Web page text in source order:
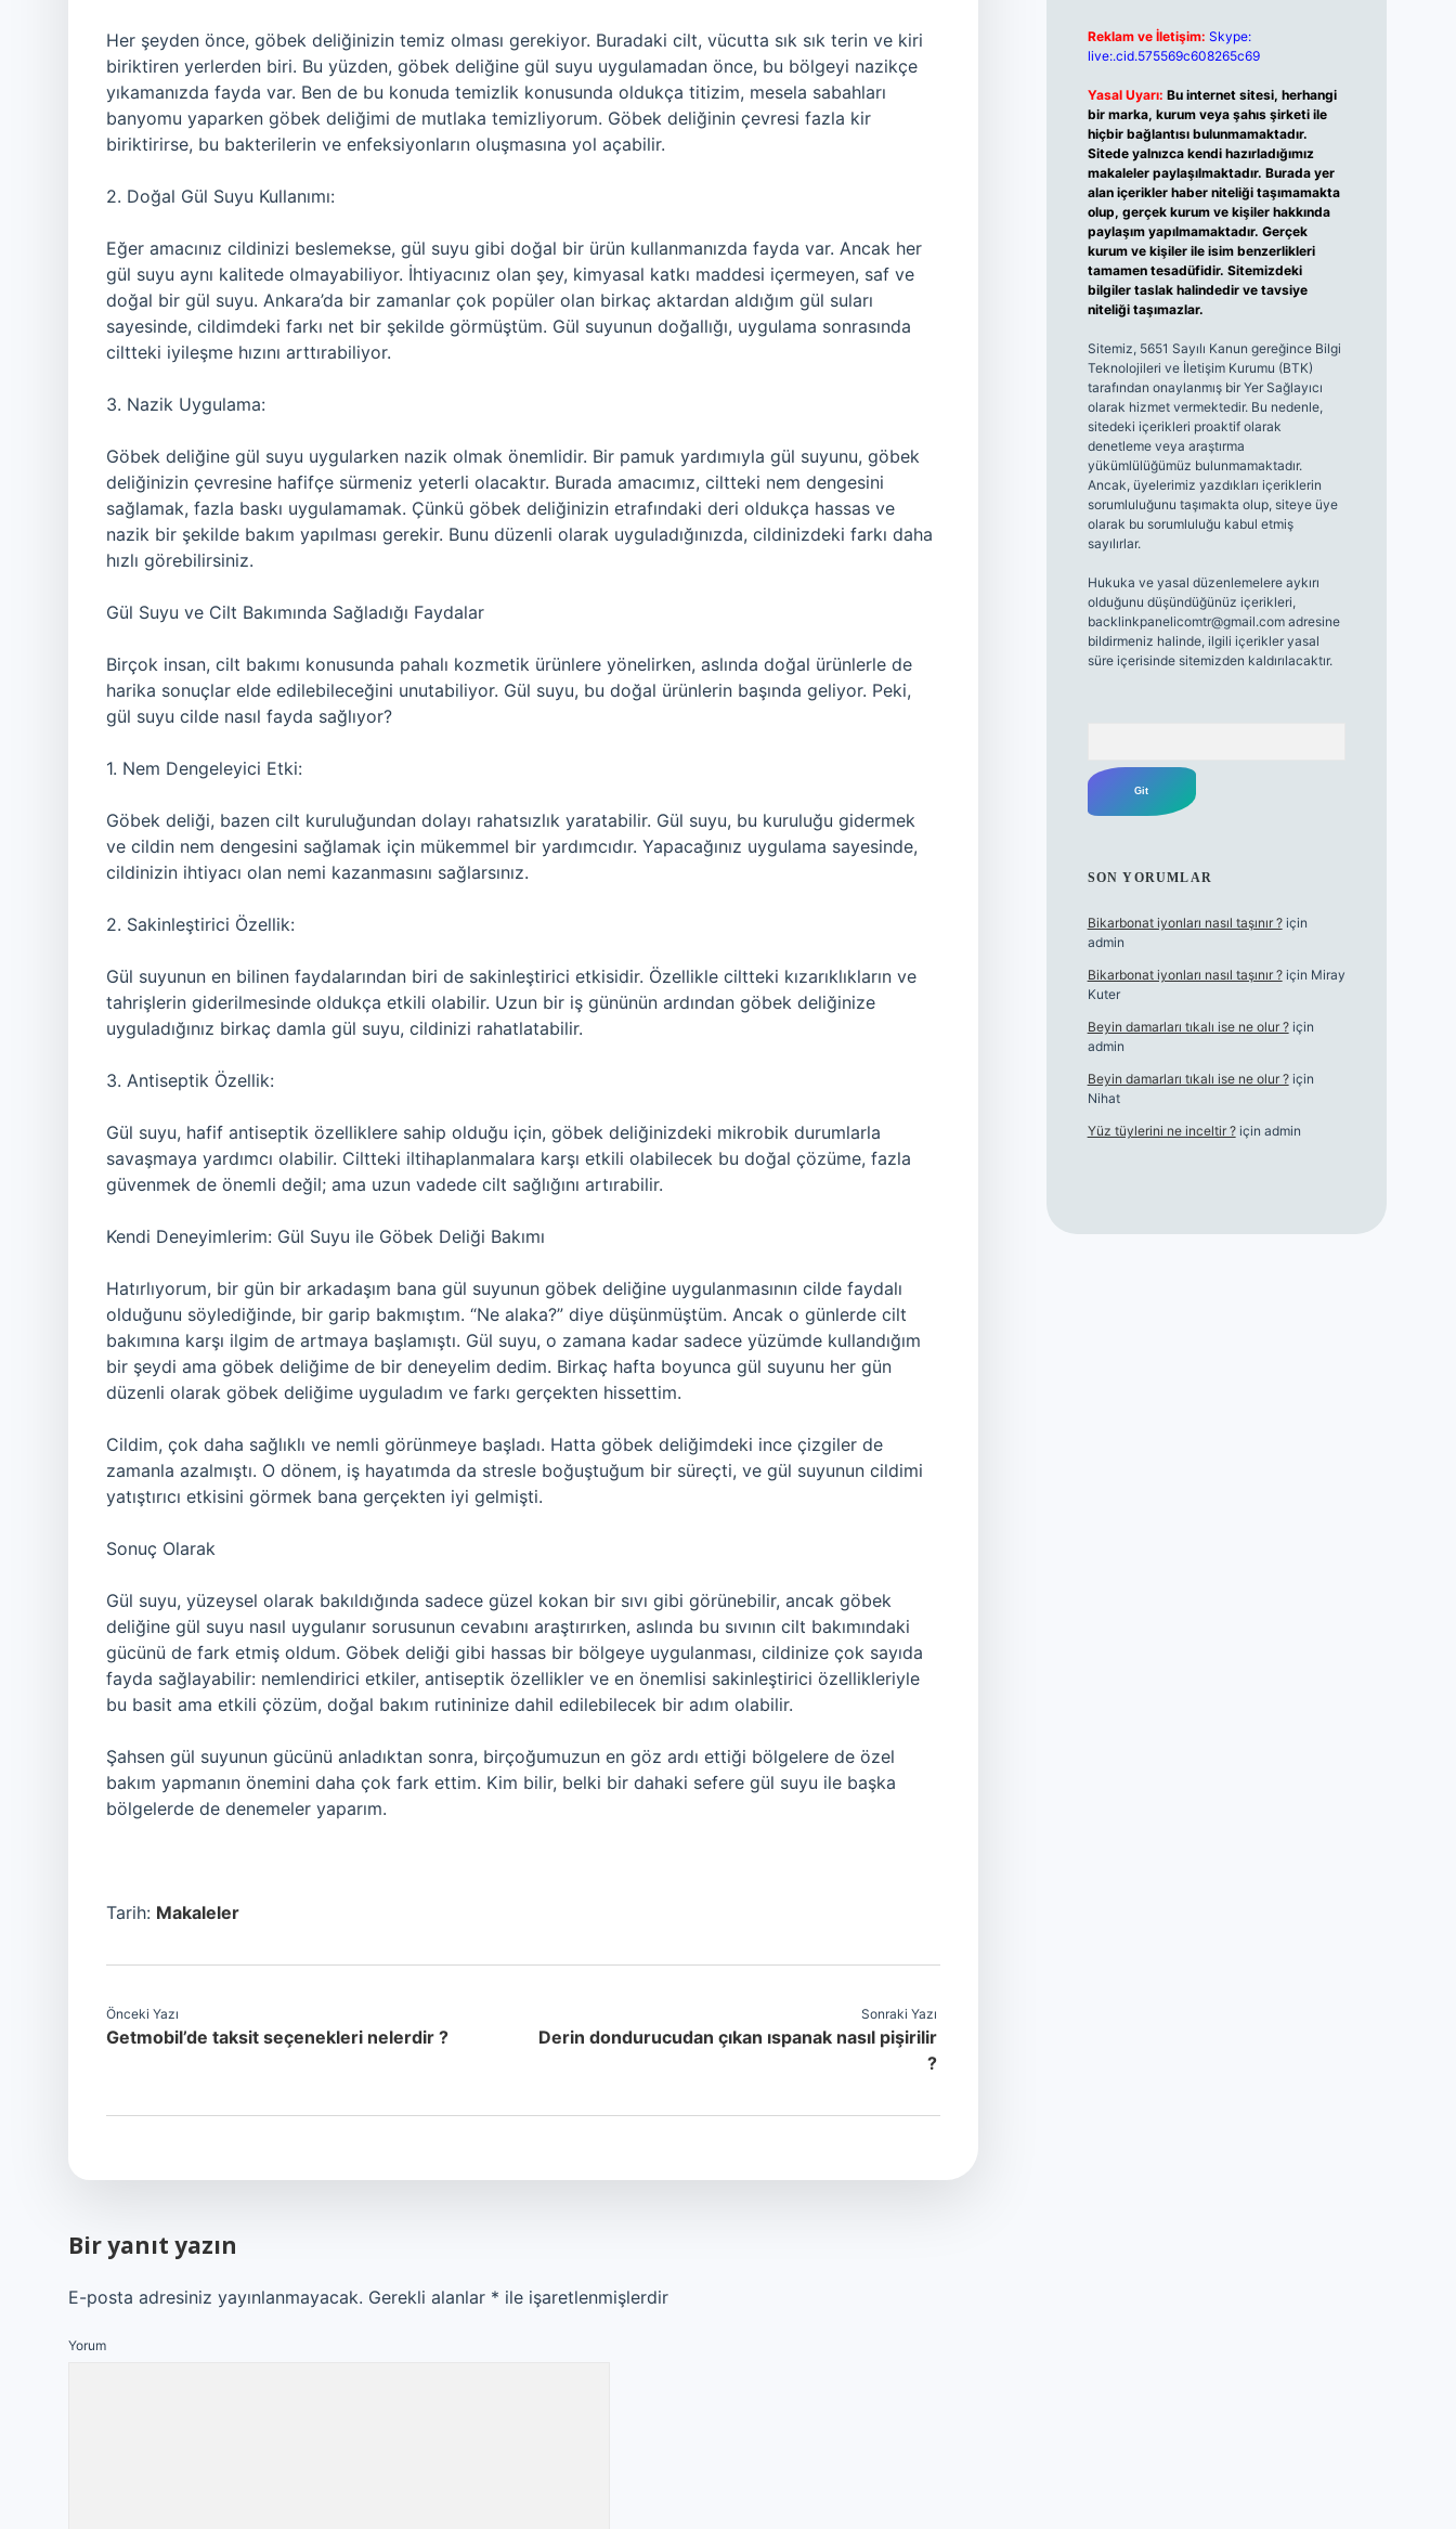
Her şeyden önce, göbek deliğinizin temiz olması gerekiyor. Buradaki cilt, vücutta sık sık terin ve kiri
biriktiren yerlerden biri. Bu yüzden, göbek deliğine gül suyu uygulamadan önce, bu bölgeyi nazikçe
yıkamanızda fayda var. Ben de bu konuda temizlik konusunda oldukça titizim, mesela sabahları
banyomu yaparken göbek deliğimi de mutlaka temizliyorum. Göbek deliğinin çevresi fazla kir
biriktirirse, bu bakterilerin ve enfeksiyonların oluşmasına yol açabilir.
2. Doğal Gül Suyu Kullanımı:
Eğer amacınız cildinizi beslemekse, gül suyu gibi doğal bir ürün kullanmanızda fayda var. Ancak her
gül suyu aynı kalitede olmayabiliyor. İhtiyacınız olan şey, kimyasal katkı maddesi içermeyen, saf ve
doğal bir gül suyu. Ankara’da bir zamanlar çok popüler olan birkaç aktardan aldığım gül suları
sayesinde, cildimdeki farkı net bir şekilde görmüştüm. Gül suyunun doğallığı, uygulama sonrasında
ciltteki iyileşme hızını arttırabiliyor.
3. Nazik Uygulama:
Göbek deliğine gül suyu uygularken nazik olmak önemlidir. Bir pamuk yardımıyla gül suyunu, göbek
deliğinizin çevresine hafifçe sürmeniz yeterli olacaktır. Burada amacımız, ciltteki nem dengesini
sağlamak, fazla baskı uygulamamak. Çünkü göbek deliğinizin etrafındaki deri oldukça hassas ve
nazik bir şekilde bakım yapılması gerekir. Bunu düzenli olarak uyguladığınızda, cildinizdeki farkı daha
hızlı görebilirsiniz.
Gül Suyu ve Cilt Bakımında Sağladığı Faydalar
Birçok insan, cilt bakımı konusunda pahalı kozmetik ürünlere yönelirken, aslında doğal ürünlerle de
harika sonuçlar elde edilebileceğini unutabiliyor. Gül suyu, bu doğal ürünlerin başında geliyor. Peki,
gül suyu cilde nasıl fayda sağlıyor?
1. Nem Dengeleyici Etki:
Göbek deliği, bazen cilt kuruluğundan dolayı rahatsızlık yaratabilir. Gül suyu, bu kuruluğu gidermek
ve cildin nem dengesini sağlamak için mükemmel bir yardımcıdır. Yapacağınız uygulama sayesinde,
cildinizin ihtiyacı olan nemi kazanmasını sağlarsınız.
2. Sakinleştirici Özellik:
Gül suyunun en bilinen faydalarından biri de sakinleştirici etkisidir. Özellikle ciltteki kızarıklıkların ve
tahrişlerin giderilmesinde oldukça etkili olabilir. Uzun bir iş gününün ardından göbek deliğinize
uyguladığınız birkaç damla gül suyu, cildinizi rahatlatabilir.
3. Antiseptik Özellik:
Gül suyu, hafif antiseptik özelliklere sahip olduğu için, göbek deliğinizdeki mikrobik durumlarla
savaşmaya yardımcı olabilir. Ciltteki iltihaplanmalara karşı etkili olabilecek bu doğal çözüme, fazla
güvenmek de önemli değil; ama uzun vadede cilt sağlığını artırabilir.
Kendi Deneyimlerim: Gül Suyu ile Göbek Deliği Bakımı
Hatırlıyorum, bir gün bir arkadaşım bana gül suyunun göbek deliğine uygulanmasının cilde faydalı
olduğunu söylediğinde, bir garip bakmıştım. “Ne alaka?” diye düşünmüştüm. Ancak o günlerde cilt
bakımına karşı ilgim de artmaya başlamıştı. Gül suyu, o zamana kadar sadece yüzümde kullandığım
bir şeydi ama göbek deliğime de bir deneyelim dedim. Birkaç hafta boyunca gül suyunu her gün
düzenli olarak göbek deliğime uyguladım ve farkı gerçekten hissettim.
Cildim, çok daha sağlıklı ve nemli görünmeye başladı. Hatta göbek deliğimdeki ince çizgiler de
zamanla azalmıştı. O dönem, iş hayatımda da stresle boğuştuğum bir süreçti, ve gül suyunun cildimi
yatıştırıcı etkisini görmek bana gerçekten iyi gelmişti.
Sonuç Olarak
Gül suyu, yüzeysel olarak bakıldığında sadece güzel kokan bir sıvı gibi görünebilir, ancak göbek
deliğine gül suyu nasıl uygulanır sorusunun cevabını araştırırken, aslında bu sıvının cilt bakımındaki
gücünü de fark etmiş oldum. Göbek deliği gibi hassas bir bölgeye uygulanması, cildinize çok sayıda
fayda sağlayabilir: nemlendirici etkiler, antiseptik özellikler ve en önemlisi sakinleştirici özellikleriyle
bu basit ama etkili çözüm, doğal bakım rutininize dahil edilebilecek bir adım olabilir.
Şahsen gül suyunun gücünü anladıktan sonra, birçoğumuzun en göz ardı ettiği bölgelere de özel
bakım yapmanın önemini daha çok fark ettim. Kim bilir, belki bir dahaki sefere gül suyu ile başka
bölgelerde de denemeler yaparım.
Tarih: Makaleler
Önceki Yazı
Getmobil’de taksit seçenekleri nelerdir ?
Sonraki Yazı
Derin dondurucudan çıkan ıspanak nasıl pişirilir
?
Bir yanıt yazın
E-posta adresiniz yayınlanmayacak. Gerekli alanlar * ile işaretlenmişlerdir
Yorum
Reklam ve İletişim: Skype:
live:.cid.575569c608265c69
Yasal Uyarı: Bu internet sitesi, herhangi
bir marka, kurum veya şahıs şirketi ile
hiçbir bağlantısı bulunmamaktadır.
Sitede yalnızca kendi hazırladığımız
makaleler paylaşılmaktadır. Burada yer
alan içerikler haber niteliği taşımamakta
olup, gerçek kurum ve kişiler hakkında
paylaşım yapılmamaktadır. Gerçek
kurum ve kişiler ile isim benzerlikleri
tamamen tesadüfidir. Sitemizdeki
bilgiler taslak halindedir ve tavsiye
niteliği taşımazlar.
Sitemiz, 5651 Sayılı Kanun gereğince Bilgi
Teknolojileri ve İletişim Kurumu (BTK)
tarafından onaylanmış bir Yer Sağlayıcı
olarak hizmet vermektedir. Bu nedenle,
sitedeki içerikleri proaktif olarak
denetleme veya araştırma
yükümlülüğümüz bulunmamaktadır.
Ancak, üyelerimiz yazdıkları içeriklerin
sorumluluğunu taşımakta olup, siteye üye
olarak bu sorumluluğu kabul etmiş
sayılırlar.
Hukuka ve yasal düzenlemelere aykırı
olduğunu düşündüğünüz içerikleri,
backlinkpanelicomtr@gmail.comadresine
bildirmeniz halinde, ilgili içerikler yasal
süre içerisinde sitemizden kaldırılacaktır.
SON YORUMLAR
Bikarbonat iyonları nasıl taşınır ?için
admin
Bikarbonat iyonları nasıl taşınır ?için Miray
Kuter
Beyin damarları tıkalı ise ne olur ?için
admin
Beyin damarları tıkalı ise ne olur ?için
Nihat
Yüz tüylerini ne inceltir ?için admin